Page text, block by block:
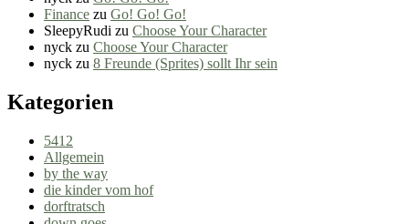
Finance zu Go! Go! Go!
SleepyRudi zu Choose Your Character
nyck zu Choose Your Character
nyck zu 8 Freunde (Sprites) sollt Ihr sein
Kategorien
5412
Allgemein
by the way
die kinder vom hof
dorftratsch